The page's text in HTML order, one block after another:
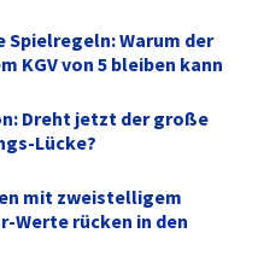
Spielregeln: Warum der
KGV von 5 bleiben kann
Dreht jetzt der große
Lücke?
mit zweistelligem
Werte rücken in den